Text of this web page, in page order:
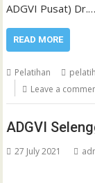
ADGVI Pusat) Dr.…
READ MORE
Pelatihan
Leave a
ADGVI
27 July 2021